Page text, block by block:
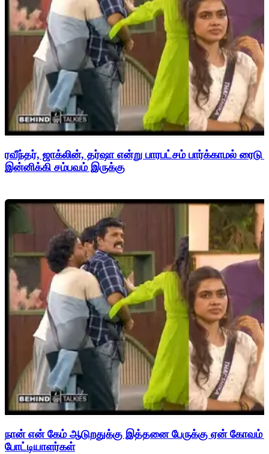
ரவீந்தர், ஜாக்லின், தர்ஷா என்று பாரபட்சம் பார்க்காமல் ரைடு
இன்னிக்கி சம்பவம் இருக்கு
நான் என் கேம் ஆடுறதுக்கு இத்தனை பேருக்கு ஏன் கோவம் -
போட்டியாளர்கள்